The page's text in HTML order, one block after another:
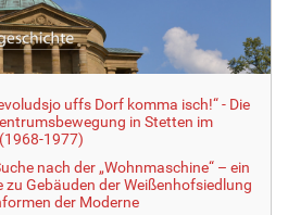
uffs Dorf komma isch!“ - Die
in Stetten im
1977)
nach der „Wohnmaschine“ – ein
zu Gebäuden der Weißenhofsiedlung
der Moderne